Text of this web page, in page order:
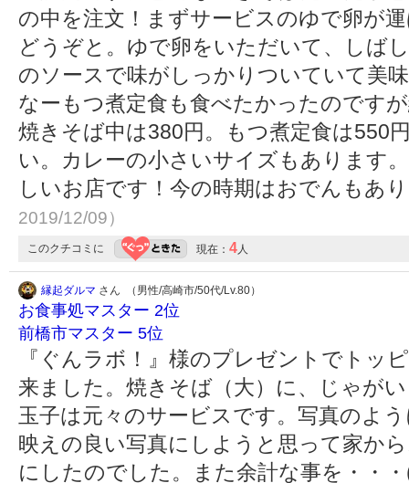
の中を注文！まずサービスのゆで卵が
どうぞと。ゆで卵をいただいて、しば
のソースで味がしっかりついていて美
なーもつ煮定食も食べたかったのです
焼きそば中は380円。もつ煮定食は550
い。カレーの小さいサイズもあります
しいお店です！今の時期はおでんもあ
2019/12/09）
このクチコミに 現在： 4人
縁起ダルマ さん （男性/高崎市/50代/Lv.80）
お食事処マスター 2位
前橋市マスター 5位
『ぐんラボ！』様のプレゼントでトッ
来ました。焼きそば（大）に、じゃが
玉子は元々のサービスです。写真のよ
映えの良い写真にしようと思って家か
にしたのでした。また余計な事を・・